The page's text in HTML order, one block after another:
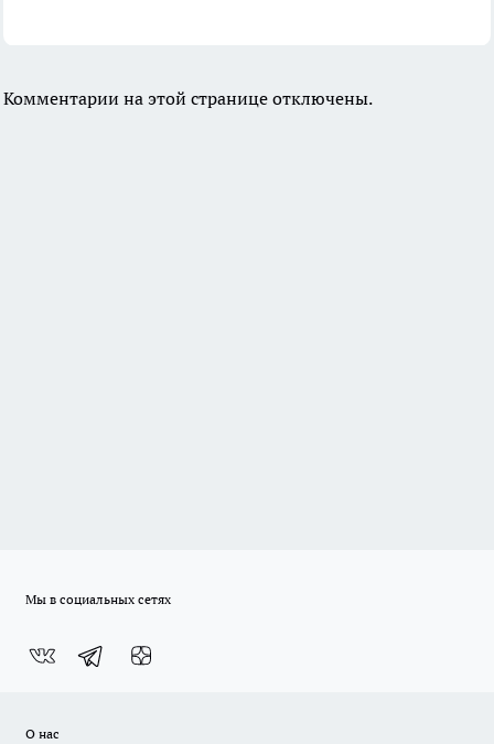
Комментарии на этой странице отключены.
Мы в социальных сетях
О нас